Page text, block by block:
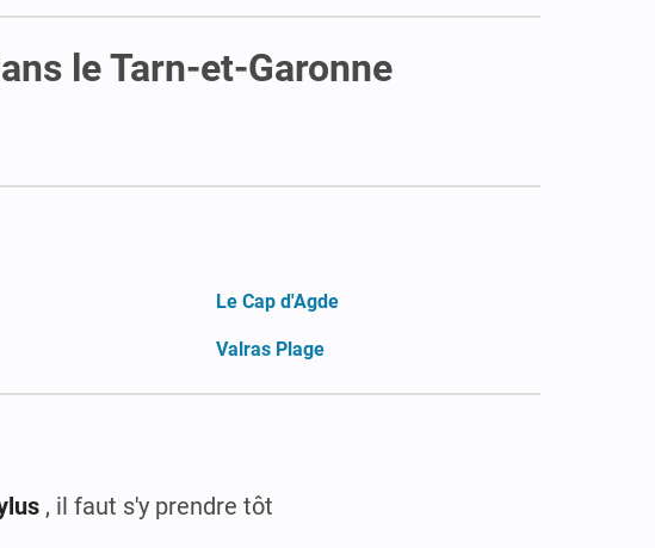
le Tarn-et-Garonne
Le Cap d'Agde
Valras Plage
, il faut s'y prendre tôt